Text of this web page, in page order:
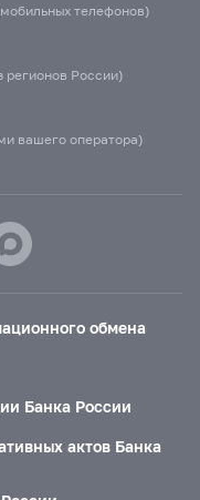
телефонов)
регионов России)
вашего оператора)
обмена
Банка России
актов Банка